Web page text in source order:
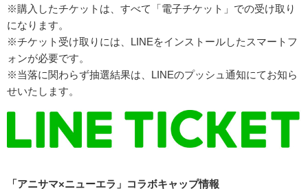
※購入したチケットは、すべて「電子チケット」での受け取り
になります。
※チケット受け取りには、LINEをインストールしたスマートフ
ォンが必要です。
※当落に関わらず抽選結果は、LINEのプッシュ通知にてお知ら
せいたします。
「アニサマ×ニューエラ」コラボキャップ情報